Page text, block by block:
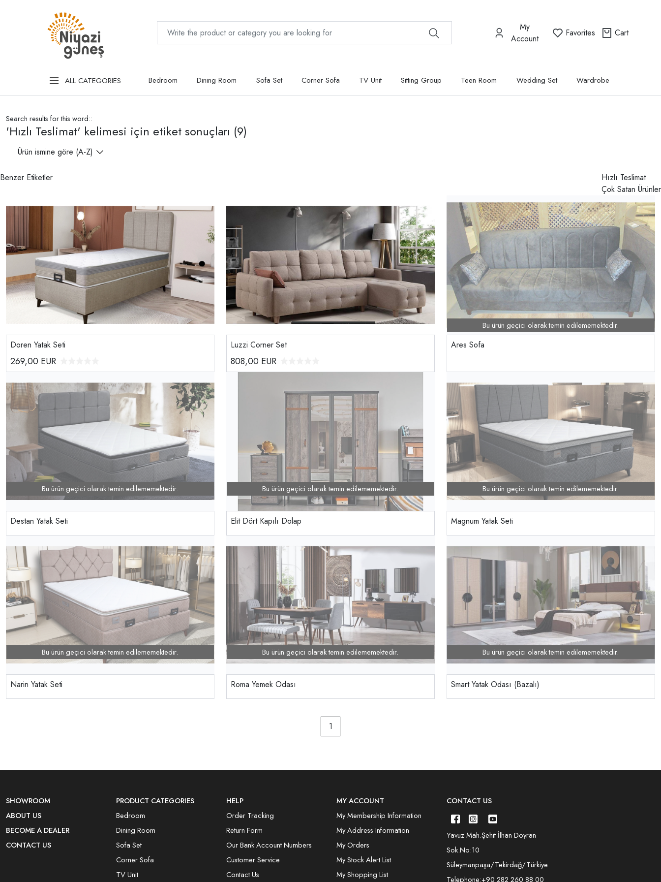
My
Account
Favorites Cart
ALL CATEGORIES Bedroom Dining Room Sofa Set Corner Sofa TV Unit Sitting Group Teen Room Wedding Set Wardrobe
Search results for this word::
'Hızlı Teslimat' kelimesi için etiket sonuçları (9)
Ürün ismine göre (A-Z)
Benzer Etiketler
Hızlı Teslimat
Çok Satan Ürünler
Doren Yatak Seti
269,00 EUR
Luzzi Corner Set
808,00 EUR
Ares Sofa
Bu ürün geçici olarak temin edilememektedir.
Destan Yatak Seti
Bu ürün geçici olarak temin edilememektedir.
Elit Dört Kapılı Dolap
Bu ürün geçici olarak temin edilememektedir.
Magnum Yatak Seti
Bu ürün geçici olarak temin edilememektedir.
Narin Yatak Seti
Bu ürün geçici olarak temin edilememektedir.
Roma Yemek Odası
Bu ürün geçici olarak temin edilememektedir.
Smart Yatak Odası (Bazalı)
Bu ürün geçici olarak temin edilememektedir.
1
SHOWROOM
ABOUT US
BECOME A DEALER
CONTACT US
PRODUCT CATEGORIES
Bedroom
Dining Room
Sofa Set
Corner Sofa
TV Unit
HELP
Order Tracking
Return Form
Our Bank Account Numbers
Customer Service
Contact Us
MY ACCOUNT
My Membership Information
My Address Information
My Orders
My Stock Alert List
My Shopping List
CONTACT US
Yavuz Mah.Şehit İlhan Doyran
Sok.No:10
Süleymanpaşa/Tekirdağ/Türkiye
Telephone:+90 282 260 88 00